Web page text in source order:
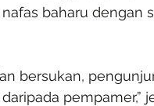
baharu
bersukan,
pempamer,”